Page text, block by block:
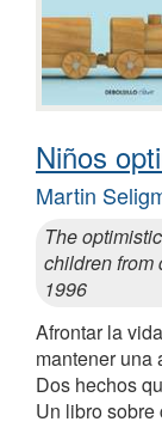
Niños
Martin
The
children from
1996
Afrontar la
mantener una
Dos hechos
Un libro sobre